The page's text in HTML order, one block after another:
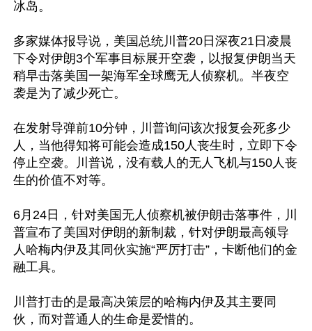
冰岛。
多家媒体报导说，美国总统川普20日深夜21日凌晨
下令对伊朗3个军事目标展开空袭，以报复伊朗当天
稍早击落美国一架海军全球鹰无人侦察机。半夜空
袭是为了减少死亡。
在发射导弹前10分钟，川普询问该次报复会死多少
人，当他得知将可能会造成150人丧生时，立即下令
停止空袭。川普说，没有载人的无人飞机与150人丧
生的价值不对等。
6月24日，针对美国无人侦察机被伊朗击落事件，川
普宣布了美国对伊朗的新制裁，针对伊朗最高领导
人哈梅内伊及其同伙实施“严厉打击”，卡断他们的金
融工具。
川普打击的是最高决策层的哈梅内伊及其主要同
伙，而对普通人的生命是爱惜的。